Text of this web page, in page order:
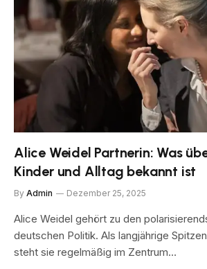
Alice Weidel Partnerin: Was
Kinder und Alltag bekannt ist
By Admin Dezember 25, 2025
Alice Weidel gehört zu den
deutschen Politik. Als langjährige
steht sie regelmäßig im Zentrum…